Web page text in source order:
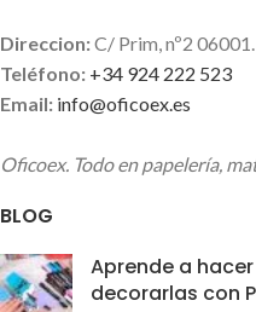
Direccion:C/ Prim, nº2
Teléfono: +34 924 222 523
Email: info@oficoex.es
Oficoex. Todo en papelería,
BLOG
Aprende a
decorarlas con